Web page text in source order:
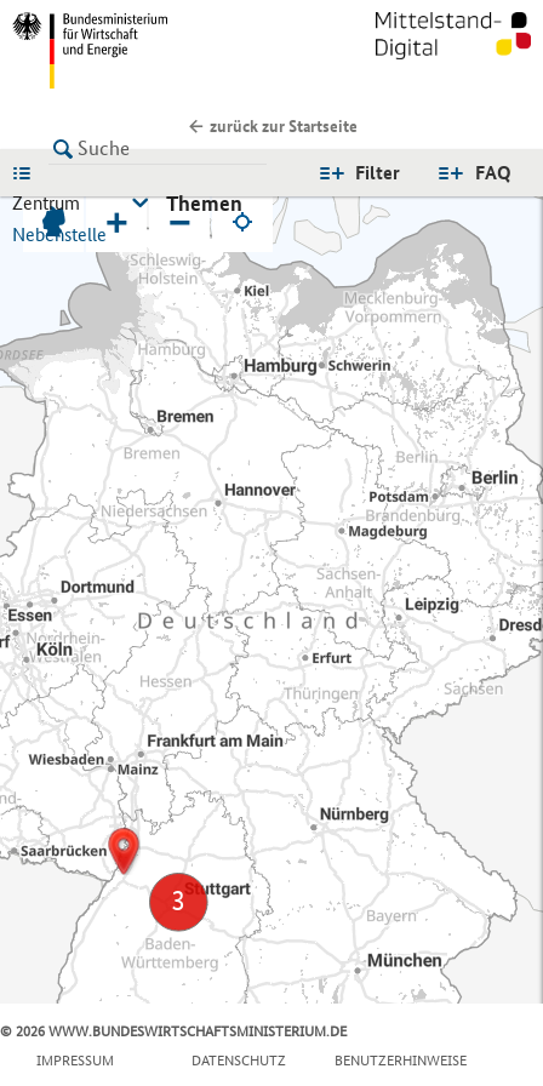
zurück zur Startseite
FAQ
Filter
Zentrum
Nebenstelle
Themen
+ −
© 2026 WWW.BUNDESWIRTSCHAFTSMINISTERIUM.DE
IMPRESSUM
DATENSCHUTZ BENUTZERHINWEISE